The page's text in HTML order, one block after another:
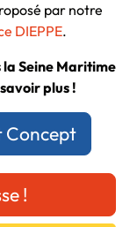
par notre
DIEPPE.
Seine Maritime
plus !
Concept
!